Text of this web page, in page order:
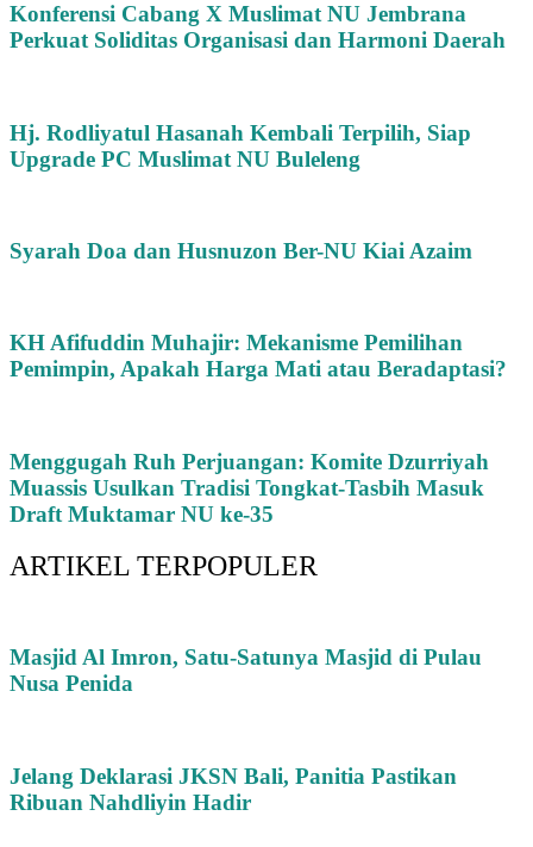
Konferensi Cabang X Muslimat NU Jembrana
Perkuat Soliditas Organisasi dan Harmoni Daerah
Hj. Rodliyatul Hasanah Kembali Terpilih, Siap
Upgrade PC Muslimat NU Buleleng
Syarah Doa dan Husnuzon Ber-NU Kiai Azaim
KH Afifuddin Muhajir: Mekanisme Pemilihan
Pemimpin, Apakah Harga Mati atau Beradaptasi?
Menggugah Ruh Perjuangan: Komite Dzurriyah
Muassis Usulkan Tradisi Tongkat-Tasbih Masuk
Draft Muktamar NU ke-35
ARTIKEL TERPOPULER
Masjid Al Imron, Satu-Satunya Masjid di Pulau
Nusa Penida
Jelang Deklarasi JKSN Bali, Panitia Pastikan
Ribuan Nahdliyin Hadir